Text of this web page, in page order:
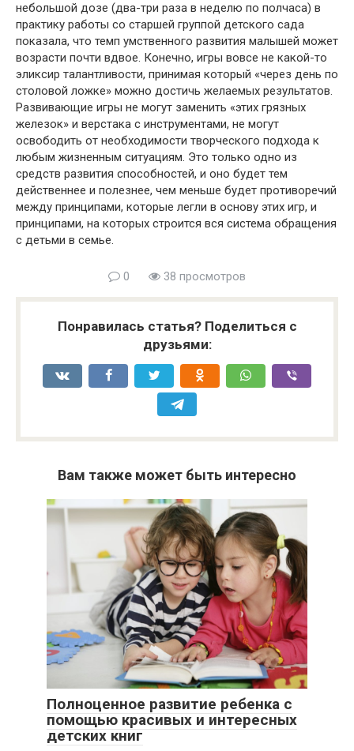
небольшой дозе (два-три раза в неделю по полчаса) в
практику работы со старшей группой детского сада
показала, что темп умственного развития малышей может
возрасти почти вдвое. Конечно, игры вовсе не какой-то
эликсир талантливости, принимая который «через день по
столовой ложке» можно достичь желаемых результатов.
Развивающие игры не могут заменить «этих грязных
железок» и верстака с инструментами, не могут
освободить от необходимости творческого подхода к
любым жизненным ситуациям. Это только одно из
средств развития способностей, и оно будет тем
действеннее и полезнее, чем меньше будет противоречий
между принципами, которые легли в основу этих игр, и
принципами, на которых строится вся система обращения
с детьми в семье.
0 38 просмотров
Понравилась статья? Поделиться с
друзьями:
Вам также может быть интересно
Полноценное развитие ребенка с
помощью красивых и интересных
детских книг